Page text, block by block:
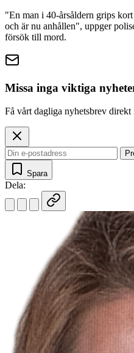
"En man i 40-årsåldern grips
och är nu anhållen", uppger
försök till mord.
Missa inga viktiga
Få vårt dagliga nyhetsbrev
Spara
Dela: